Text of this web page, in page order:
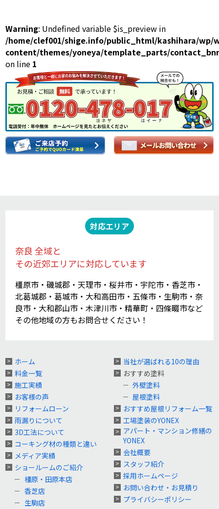
Warning: Undefined variable $is_preview in
/home/clef001/shige.info/public_html/kashihara/wp/
content/themes/yoneya/template_parts/
on line 1
対応エリア
奈良 全域と
その近郊エリアに対応しています
橿原市・磯城郡・天理市・桜井市・宇陀市・香芝市・
北葛城郡・葛城市・大和高田市・五條市・生駒市・奈
良市・大和郡山市・木津川市・精華町・四條畷市など
その他地域の方もお問合せください！
ホーム
料金一覧
施工実績
お客様の声
リフォームローン
雨漏りについて
3D工法について
コーキング材の種類と違い
メディア実績
ショールームのご紹介
橿原・田原本店
香芝店
生駒店
当社が選ばれる10の理由
おすすめ塗料
外壁塗料
屋根塗料
おすすめ屋根リフォーム一覧
工場塗装のYONEX
アパート・マンション修繕の
YONEX
会社概要
スタッフ紹介
採用ホームページ
お問い合わせ・お見積り
プライバシーポリシー